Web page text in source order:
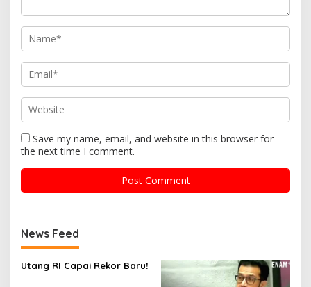
Save my name, email, and website in this browser for
the next time I comment.
News Feed
Utang RI Capai Rekor Baru!